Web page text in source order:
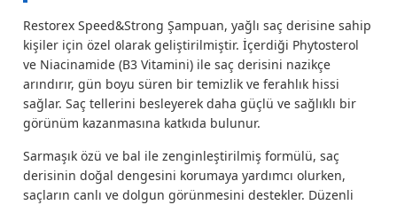
Restorex Speed&Strong Şampuan, yağlı saç derisine sahip
kişiler için özel olarak geliştirilmiştir. İçerdiği Phytosterol
ve Niacinamide (B3 Vitamini) ile saç derisini nazikçe
arındırır, gün boyu süren bir temizlik ve ferahlık hissi
sağlar. Saç tellerini besleyerek daha güçlü ve sağlıklı bir
görünüm kazanmasına katkıda bulunur.
Sarmaşık özü ve bal ile zenginleştirilmiş formülü, saç
derisinin doğal dengesini korumaya yardımcı olurken,
saçların canlı ve dolgun görünmesini destekler. Düzenli